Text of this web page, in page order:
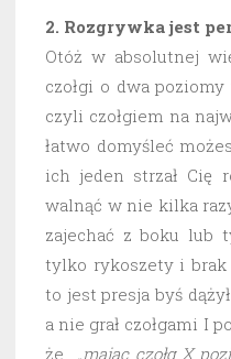
2. Rozgrywka jest
Otóż w absolutnej
czołgi o dwa
czyli czołgiem na
łatwo domyśleć
ich jeden strzał Cię
walnąć w nie kilka
zajechać z boku lub
tylko rykoszety i brak
to jest presja byś
a nie grał czołgami I
że „mając czołg X